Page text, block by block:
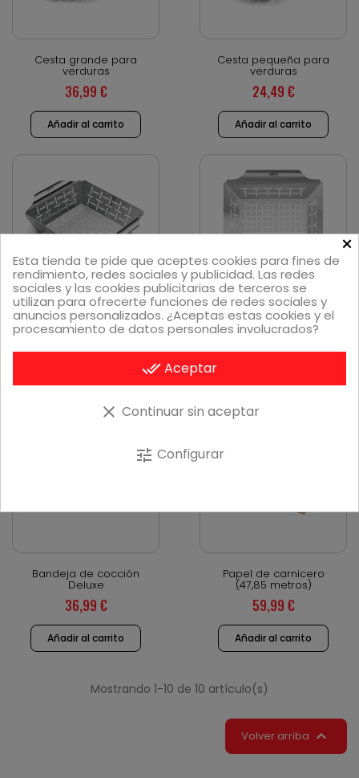
Vista rápida
Cesta grande para
verduras
36,99 €
Añadir al carrito
Vista rápida
Cesta pequeña para
verduras
24,49 €
Añadir al carrito
Vista rápida
Cesta Pequeña deluxe Vista rápida
Cesta Grande deluxe
Vista rápida
Bandeja de cocción
Deluxe
36,99 €
Añadir al carrito
Vista rápida
Papel de carnicero
(47,85 metros)
59,99 €
Añadir al carrito
Mostrando 1-10 de 10 artículo(s)
Volver arriba 
×
Esta tienda te pide que aceptes cookies para fines de
rendimiento, redes sociales y publicidad. Las redes
sociales y las cookies publicitarias de terceros se
utilizan para ofrecerte funciones de redes sociales y
anuncios personalizados. ¿Aceptas estas cookies y el
procesamiento de datos personales involucrados?
done_allAceptar
clear Continuar sin aceptar
tune Configurar